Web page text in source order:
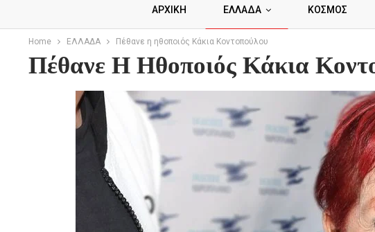
ΑΡΧΙΚΗ ΕΛΛΑΔΑ ΚΟΣΜΟΣ
Home ΕΛΛΑΔΑ Πέθανε η ηθοποιός Κάκια Κοντοπούλου
Πέθανε Η Ηθοποιός Κάκια